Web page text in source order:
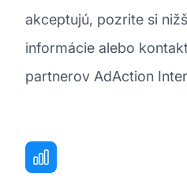
akceptujú, pozrite si
informácie alebo
partnerov AdAction